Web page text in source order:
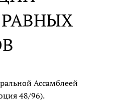
Ассамблеей
48/96).